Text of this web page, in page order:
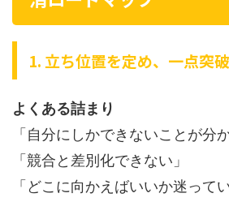
1. 立ち位置を定め、一点突
よくある詰まり
「自分にしかできないことが分
「競合と差別化できない」
「どこに向かえばいいか迷ってい